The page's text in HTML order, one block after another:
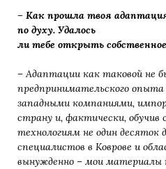
– Как прошла твоя
по духу. Удалось
ли тебе открыть
– Адаптации как таковой не
предпринимательского опыта
западными компаниями,
страну и, фактически,
технологиям не один десяток
специалистов в Коврове и
вынужденно – мои материалы